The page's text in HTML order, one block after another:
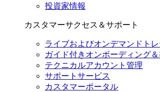
投資家情報
カスタマーサクセス＆サポート
ライブおよびオンデマンドト
ガイド付きオンボーディング＆
テクニカルアカウント管理
サポートサービス
カスタマーポータル